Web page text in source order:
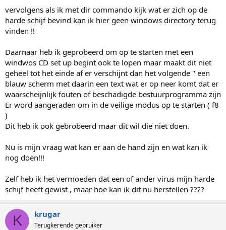
vervolgens als ik met dir commando kijk wat er zich op de
harde schijf bevind kan ik hier geen windows directory terug
vinden !!
Daarnaar heb ik geprobeerd om op te starten met een
windwos CD set up begint ook te lopen maar maakt dit niet
geheel tot het einde af er verschijnt dan het volgende " een
blauw scherm met daarin een text wat er op neer komt dat er
waarscheijnlijk fouten of beschadigde bestuurprogramma zijn
Er word aangeraden om in de veilige modus op te starten ( f8
)
Dit heb ik ook gebrobeerd maar dit wil die niet doen.
Nu is mijn vraag wat kan er aan de hand zijn en wat kan ik
nog doen!!!
Zelf heb ik het vermoeden dat een of ander virus mijn harde
schijf heeft gewist , maar hoe kan ik dit nu herstellen ????
K krugar
Terugkerende gebruiker